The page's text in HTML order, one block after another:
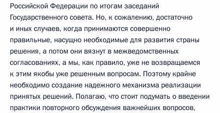
Российской Федерации по итогам заседаний
Государственного совета. Но, к сожалению, достаточно
и иных случаев, когда принимаются совершенно
правильные, насущно необходимые для развития страны
решения, а потом они вязнут в межведомственных
согласованиях, а мы, как правило, уже не возвращаемся
к этим якобы уже решенным вопросам. Поэтому крайне
необходимо создание надежного механизма реализации
принятых решений. Полагаю, что стоит подумать о введении
практики повторного обсуждения важнейших вопросов,